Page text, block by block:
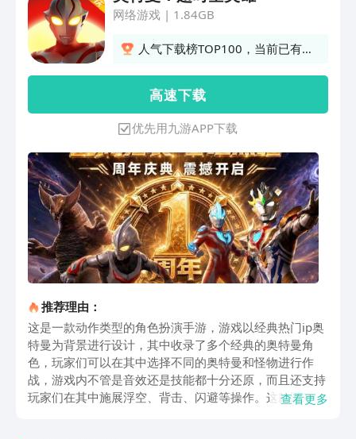
网络游戏| 1.84GB
人气下载榜TOP100，当前已有
高 速 下 载
优先用九游APP下载
推荐理由：
这是一款动作类型的角色扮演手游，游戏以经典热门ip奥
特曼为背景进行设计，其中收录了多个经典的奥特曼角
色，玩家们可以在其中选择不同的奥特曼和怪物进行作
战，游戏内不管是音效还是技能都十分还原，而且还支持
玩家们在其中施展浮空、背击、闪避等操作。这款游戏在
查看更多